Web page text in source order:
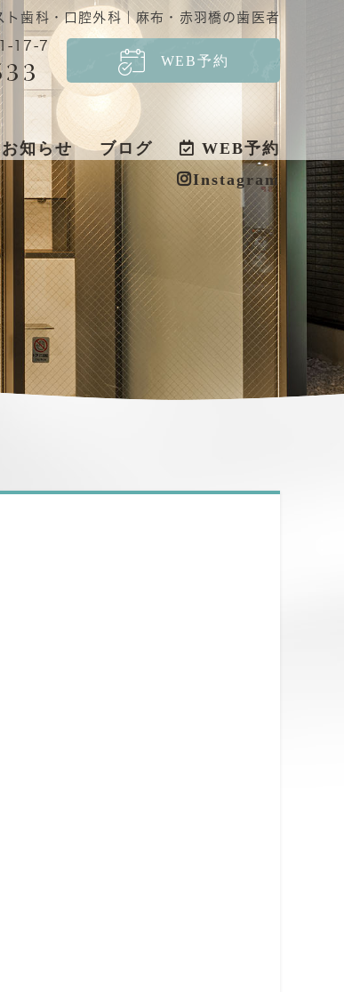
歯科・口腔外科｜麻布・赤羽橋の歯医者
17-7
WEB予約
お知らせ ブログ
WEB予約
Instagram